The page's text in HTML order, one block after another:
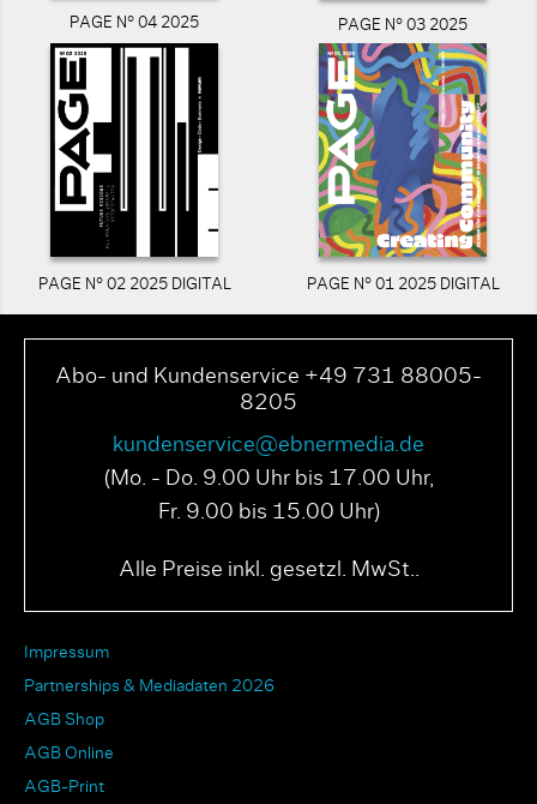
PAGE N° 04 2025 PAGE N° 03 2025
PAGE N° 02 2025 DIGITAL PAGE N° 01 2025 DIGITAL
Abo- und Kundenservice +49 731 88005-
8205
kundenservice@ebnermedia.de
(Mo. - Do. 9.00 Uhr bis 17.00 Uhr,
Fr. 9.00 bis 15.00 Uhr)
Alle Preise inkl. gesetzl. MwSt..
Impressum
Partnerships & Mediadaten 2026
AGB Shop
AGB Online
AGB-Print